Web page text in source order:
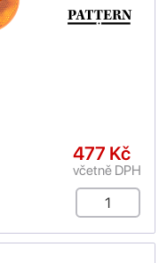
477 Kč
včetně DPH